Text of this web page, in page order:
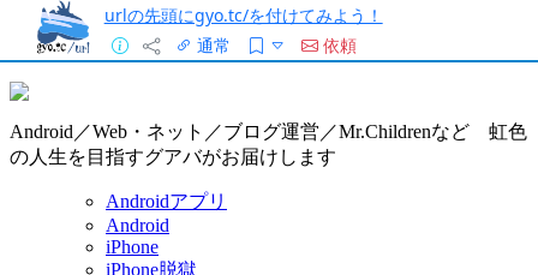
urlの先頭にgyo.tc/を付けてみよう！
通常
依頼